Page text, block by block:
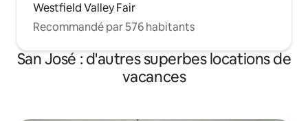
Westfield Valley Fair
Recommandé par 576 habitants
San José : d'autres superbes locations de
vacances